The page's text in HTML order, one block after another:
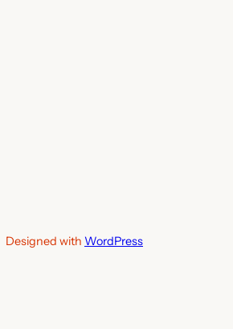
Designed with WordPress